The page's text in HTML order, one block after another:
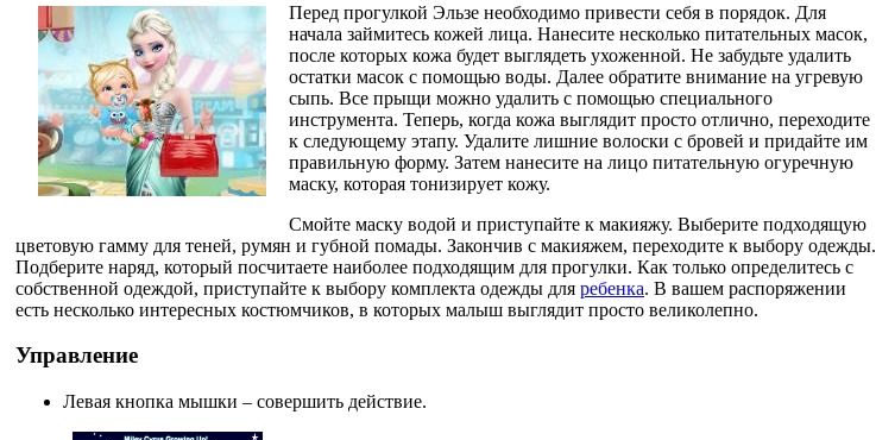
Перед прогулкой Эльзе необходимо привести себя в порядок. Для
начала займитесь кожей лица. Нанесите несколько питательных масок,
после которых кожа будет выглядеть ухоженной. Не забудьте удалить
остатки масок с помощью воды. Далее обратите внимание на угревую
сыпь. Все прыщи можно удалить с помощью специального
инструмента. Теперь, когда кожа выглядит просто отлично, переходите
к следующему этапу. Удалите лишние волоски с бровей и придайте им
правильную форму. Затем нанесите на лицо питательную огуречную
маску, которая тонизирует кожу.
Смойте маску водой и приступайте к макияжу. Выберите подходящую
цветовую гамму для теней, румян и губной помады. Закончив с макияжем, переходите к выбору одежды.
Подберите наряд, который посчитаете наиболее подходящим для прогулки. Как только определитесь с
собственной одеждой, приступайте к выбору комплекта одежды для ребенка. В вашем распоряжении
есть несколько интересных костюмчиков, в которых малыш выглядит просто великолепно.
Управление
Левая кнопка мышки – совершить действие.